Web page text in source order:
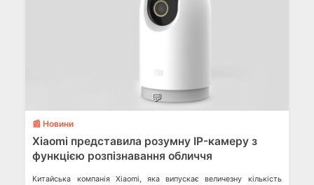
💬
📰 Новини
Xiaomi представила розумну IP-камеру з
функцією розпізнавання обличчя
Китайська компанія Xiaomi, яка випускає величезну кількість